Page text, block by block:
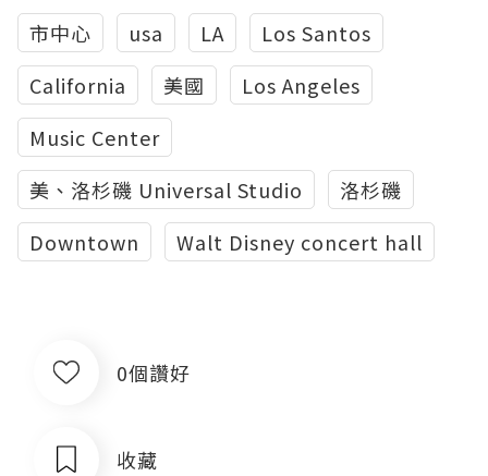
市中心 usa LA
Los Santos
California
美國
Los Angeles
Music Center
美、洛杉磯 Universal Studio
洛杉磯
Downtown
Walt Disney concert hall
0個讚好
收藏